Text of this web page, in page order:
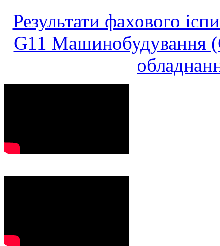
Результати фахового
G11 Машинобудування